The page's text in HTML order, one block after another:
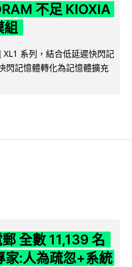
不足 KIOXIA
系列，結合低延遲快閃記
閃記憶體轉化為記憶體擴充
全數 11,139 名
家:人為疏忽+系統